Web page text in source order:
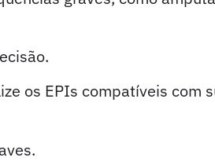
os EPIs compatíveis com